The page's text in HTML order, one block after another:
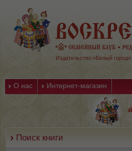
Издательство «Белый город»
О нас Интернет-магазин
Поиск книги